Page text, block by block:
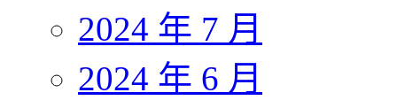
2024 年 7 月
2024 年 6 月